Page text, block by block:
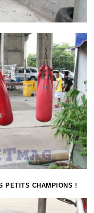
PETITS CHAMPIONS !